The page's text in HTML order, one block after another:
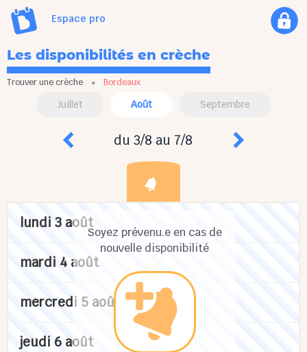
Espace pro
Les disponibilités en crèche
Trouver une crèche » Bordeaux
Juillet Août Septembre
du 3/8 au 7/8
Soyez prévenu.e en cas de
nouvelle disponibilité
lundi 3 août
mardi 4 août
mercredi 5 août
jeudi 6 août